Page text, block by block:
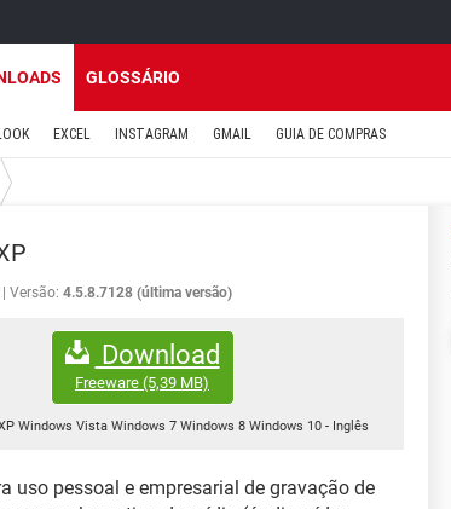
GLOSSÁRIO
EXCEL INSTAGRAM GMAIL GUIA DE COMPRAS
Versão: 4.5.8.7128 (última versão)
Download
Freeware (5,39 MB)
Windows Vista Windows 7 Windows 8 Windows 10- Inglês
uso pessoal e empresarial de gravação de